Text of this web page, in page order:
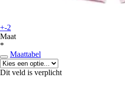
+-2
Maat
*
Maattabel
Dit veld is verplicht